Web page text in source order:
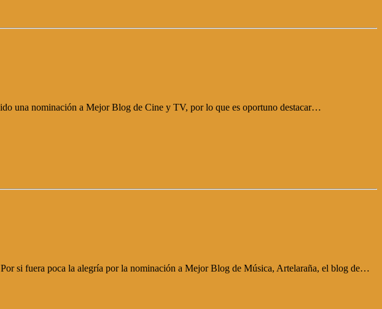
una nominación a Mejor Blog de Cine y TV, por lo que es oportuno destacar…
si fuera poca la alegría por la nominación a Mejor Blog de Música, Artelaraña, el blog de…